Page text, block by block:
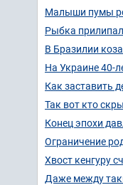
Малыши пумы
Рыбка
В Бразилии
На Украине 40-
Как заставить
Так вот кто
Конец эпохи
Ограничение
Хвост кенгуру
Даже между